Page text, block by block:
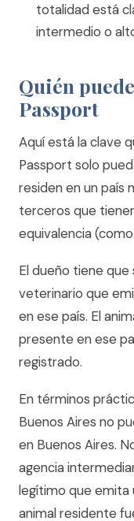
totalidad está
intermedio o
Quién
Passport
Aquí está la clave
Passport solo
residen en un país
terceros que
equivalencia
El dueño tiene que
veterinario que
en ese país. El
presente en ese
registrado.
En términos
Buenos Aires no
en Buenos Aires.
agencia
legítimo que emita
animal residente